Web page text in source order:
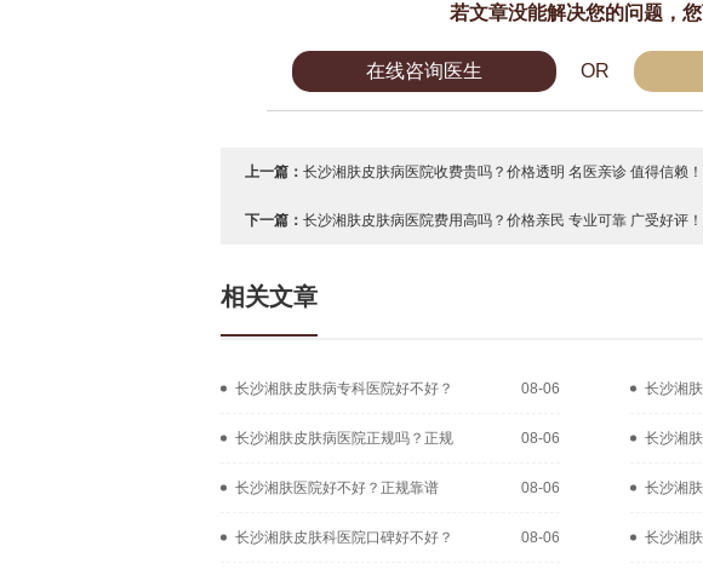
若文章没能解决您的问题，
在线咨询医生 OR
上一篇： 长沙湘肤皮肤病医院收费贵吗？价格透明 名医亲诊 值得信赖！
下一篇： 长沙湘肤皮肤病医院费用高吗？价格亲民 专业可靠 广受好评！
相关文章
长沙湘肤皮肤病专科医院好不好？ 08-06 长沙湘
长沙湘肤皮肤病医院正规吗？正规 08-06 长沙湘
长沙湘肤医院好不好？正规靠谱 08-06 长沙湘
长沙湘肤皮肤科医院口碑好不好？ 08-06 长沙湘